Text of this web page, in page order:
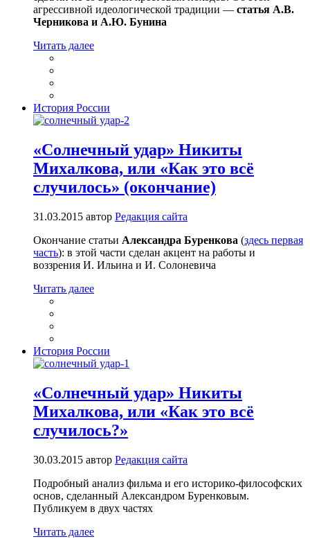
агрессивной идеологической традиции — статья А.В.
Черникова и А.Ю. Бунина
Читать далее
История России
«Солнечный удар» Никиты
Михалкова, или «Как это всё
случилось» (окончание)
31.03.2015 автор Редакция сайта
Окончание статьи Александра Буренкова (здесь первая
часть): в этой части сделан акцент на работы и
воззрения И. Ильина и И. Солоневича
Читать далее
История России
«Солнечный удар» Никиты
Михалкова, или «Как это всё
случилось?»
30.03.2015 автор Редакция сайта
Подробный анализ фильма и его историко-философских
основ, сделанный Александром Буренковым.
Публикуем в двух частях
Читать далее